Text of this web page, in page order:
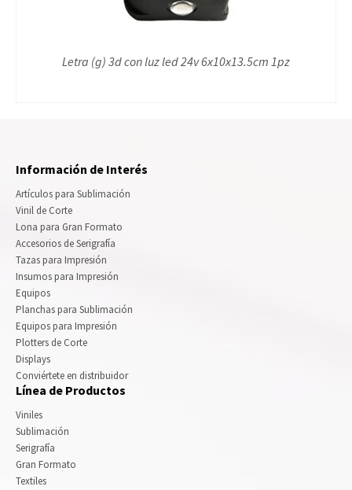
Letra (g) 3d con luz led 24v 6x10x13.5cm 1pz
Información de Interés
Artículos para Sublimación
Vinil de Corte
Lona para Gran Formato
Accesorios de Serigrafía
Tazas para Impresión
Insumos para Impresión
Equipos
Planchas para Sublimación
Equipos para Impresión
Plotters de Corte
Displays
Conviértete en distribuidor
Línea de Productos
Viniles
Sublimación
Serigrafía
Gran Formato
Textiles